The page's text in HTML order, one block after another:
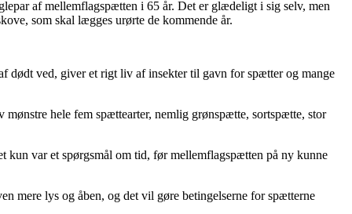
af mellemflagspætten i 65 år. Det er glædeligt i sig selv, men
som skal lægges urørte de kommende år.
dødt ved, giver et rigt liv af insekter til gavn for spætter og mange
hele fem spættearter, nemlig grønspætte, sortspætte, stor
kun var et spørgsmål om tid, før mellemflagspætten på ny kunne
mere lys og åben, og det vil gøre betingelserne for spætterne